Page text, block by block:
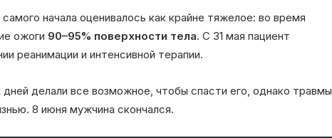
начала оценивалось как крайне тяжелое: во время
ожоги 90–95% поверхности тела. С 31 мая пациент
реанимации и интенсивной терапии.
дней делали все возможное, чтобы спасти его, однако травмы
8 июня мужчина скончался.